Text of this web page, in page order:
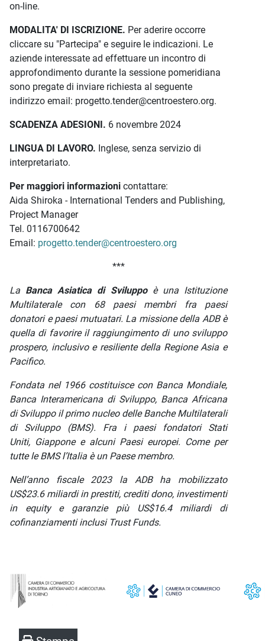
on-line.
MODALITA' DI ISCRIZIONE. Per aderire occorre
cliccare su "Partecipa" e seguire le indicazioni. Le
aziende interessate ad effettuare un incontro di
approfondimento durante la sessione pomeridiana
sono pregate di inviare richiesta al seguente
indirizzo email: progetto.tender@centroestero.org.
SCADENZA ADESIONI. 6 novembre 2024
LINGUA DI LAVORO. Inglese, senza servizio di
interpretariato.
Per maggiori informazioni contattare:
Aida Shiroka - International Tenders and Publishing,
Project Manager
Tel. 0116700642
Email: progetto.tender@centroestero.org
***
La Banca Asiatica di Sviluppoè una Istituzione
Multilaterale con 68 paesi membri fra paesi
donatori e paesi mutuatari. La missione della ADB è
quella di favorire il raggiungimento di uno sviluppo
prospero, inclusivo e resiliente della Regione Asia e
Pacifico.
Fondata nel 1966 costituisce con Banca Mondiale,
Banca Interamericana di Sviluppo, Banca Africana
di Sviluppo il primo nucleo delle Banche Multilaterali
di Sviluppo (BMS). Fra i paesi fondatori Stati
Uniti, Giappone e alcuni Paesi europei. Come per
tutte le BMS l’Italia è un Paese membro.
Nell’anno fiscale 2023 la ADB ha mobilizzato
US$23.6 miliardi in prestiti, crediti dono, investimenti
in equity e garanzie più US$16.4 miliardi di
cofinanziamenti inclusi Trust Funds.